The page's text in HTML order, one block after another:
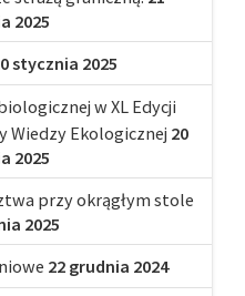
2025
stycznia 2025
w XL Edycji
Ekologicznej 20
2025
przy okrągłym stole
2025
22 grudnia 2024